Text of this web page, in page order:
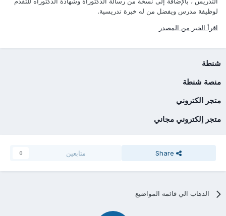
لوظيفة مدرس ويفضل من له خبرة تدريسية.
اقرأ الخبر من المصدر
شنطة
منصة شنطة
متجر الكتروني
متجر إلكتروني مجاني
Share متابعين 0
الذهاب الي قائمه المواضيع